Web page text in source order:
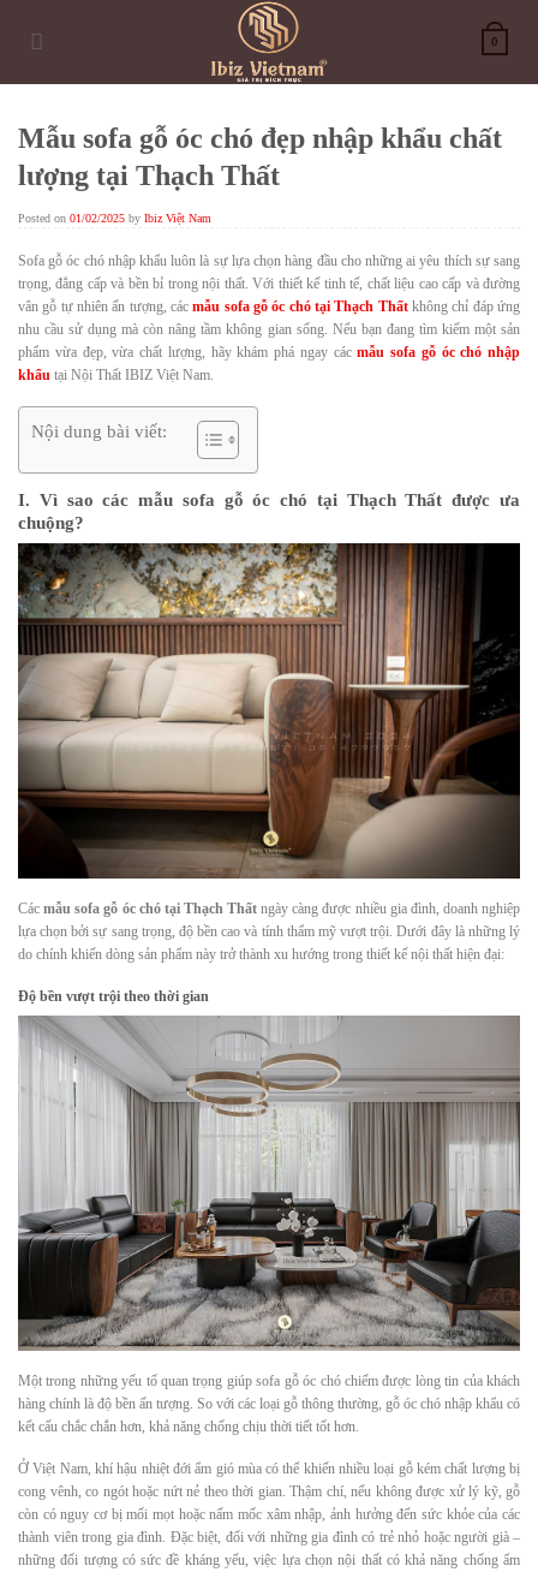
0
Mẫu sofa gỗ óc chó đẹp nhập khẩu chất
lượng tại Thạch Thất
Posted on 01/02/2025 by Ibiz Việt Nam
Sofa gỗ óc chó nhập khẩu luôn là sự lựa chọn hàng đầu cho những ai yêu thích sự sang
trọng, đẳng cấp và bền bỉ trong nội thất. Với thiết kế tinh tế, chất liệu cao cấp và đường
vân gỗ tự nhiên ấn tượng, cácmẫu sofa gỗ óc chó tại Thạch Thấtkhông chỉ đáp ứng
nhu cầu sử dụng mà còn nâng tầm không gian sống. Nếu bạn đang tìm kiếm một sản
phẩm vừa đẹp, vừa chất lượng, hãy khám phá ngay cácmẫu sofa gỗ óc chó nhập
khẩu tại Nội Thất IBIZ Việt Nam.
Nội dung bài viết:
I. Vì sao các mẫu sofa gỗ óc chó tại Thạch Thất được ưa
chuộng?
Cácmẫu sofa gỗ óc chó tại Thạch Thất ngày càng được nhiều gia đình, doanh nghiệp
lựa chọn bởi sự sang trọng, độ bền cao và tính thẩm mỹ vượt trội. Dưới đây là những lý
do chính khiến dòng sản phẩm này trở thành xu hướng trong thiết kế nội thất hiện đại:
Độ bền vượt trội theo thời gian
Một trong những yếu tố quan trọng giúp sofa gỗ óc chó chiếm được lòng tin của khách
hàng chính là độ bền ấn tượng. So với các loại gỗ thông thường, gỗ óc chó nhập khẩu có
kết cấu chắc chắn hơn, khả năng chống chịu thời tiết tốt hơn.
Ở Việt Nam, khí hậu nhiệt đới ẩm gió mùa có thể khiến nhiều loại gỗ kém chất lượng bị
cong vênh, co ngót hoặc nứt nẻ theo thời gian. Thậm chí, nếu không được xử lý kỹ, gỗ
còn có nguy cơ bị mối mọt hoặc nấm mốc xâm nhập, ảnh hưởng đến sức khỏe của các
thành viên trong gia đình. Đặc biệt, đối với những gia đình có trẻ nhỏ hoặc người già –
những đối tượng có sức đề kháng yếu, việc lựa chọn nội thất có khả năng chống ẩm